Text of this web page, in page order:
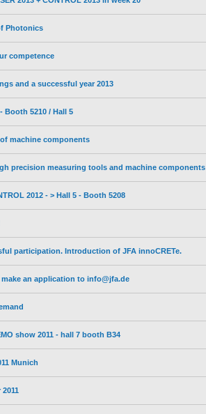
Photonics
competence
and a successful year 2013
Booth 5210 / Hall 5
machine components
precision measuring tools and machine components
2012 - > Hall 5 - Booth 5208
participation. Introduction of JFA innoCRETe.
an application to info@jfa.de
show 2011 - hall 7 booth B34
Munich